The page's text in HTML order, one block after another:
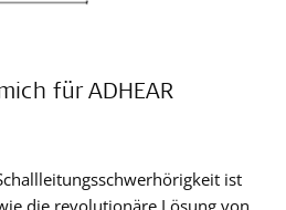
für ADHEAR
ist